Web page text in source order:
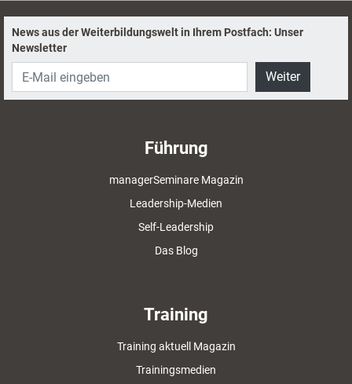
News aus der Weiterbildungswelt in Ihrem Postfach: Unser
Newsletter
Weiter
Führung
managerSeminare Magazin
Leadership-Medien
Self-Leadership
Das Blog
Training
Training aktuell Magazin
Trainingsmedien